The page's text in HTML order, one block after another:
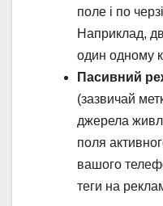
поле і по
Наприклад,
один одному
Пасивний
(зазвичай
джерела
поля
вашого
теги на